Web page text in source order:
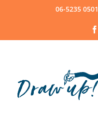
06-5235 0501